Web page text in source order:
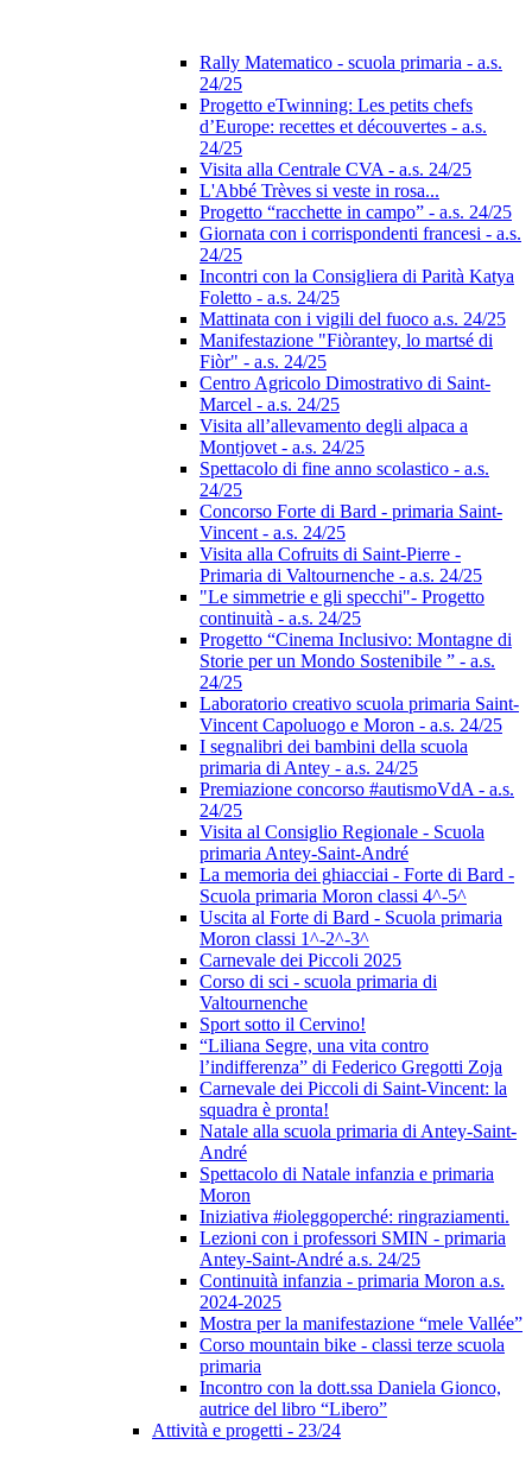
Rally Matematico - scuola primaria - a.s.
24/25
Progetto eTwinning: Les petits chefs
d’Europe: recettes et découvertes - a.s.
24/25
Visita alla Centrale CVA - a.s. 24/25
L'Abbé Trèves si veste in rosa...
Progetto “racchette in campo” - a.s. 24/25
Giornata con i corrispondenti francesi - a.s.
24/25
Incontri con la Consigliera di Parità Katya
Foletto - a.s. 24/25
Mattinata con i vigili del fuoco a.s. 24/25
Manifestazione "Fiòrantey, lo martsé di
Fiòr" - a.s. 24/25
Centro Agricolo Dimostrativo di Saint-
Marcel - a.s. 24/25
Visita all’allevamento degli alpaca a
Montjovet - a.s. 24/25
Spettacolo di fine anno scolastico - a.s.
24/25
Concorso Forte di Bard - primaria Saint-
Vincent - a.s. 24/25
Visita alla Cofruits di Saint-Pierre -
Primaria di Valtournenche - a.s. 24/25
"Le simmetrie e gli specchi"- Progetto
continuità - a.s. 24/25
Progetto “Cinema Inclusivo: Montagne di
Storie per un Mondo Sostenibile ” - a.s.
24/25
Laboratorio creativo scuola primaria Saint-
Vincent Capoluogo e Moron - a.s. 24/25
I segnalibri dei bambini della scuola
primaria di Antey - a.s. 24/25
Premiazione concorso #autismoVdA - a.s.
24/25
Visita al Consiglio Regionale - Scuola
primaria Antey-Saint-André
La memoria dei ghiacciai - Forte di Bard -
Scuola primaria Moron classi 4^-5^
Uscita al Forte di Bard - Scuola primaria
Moron classi 1^-2^-3^
Carnevale dei Piccoli 2025
Corso di sci - scuola primaria di
Valtournenche
Sport sotto il Cervino!
“Liliana Segre, una vita contro
l’indifferenza” di Federico Gregotti Zoja
Carnevale dei Piccoli di Saint-Vincent: la
squadra è pronta!
Natale alla scuola primaria di Antey-Saint-
André
Spettacolo di Natale infanzia e primaria
Moron
Iniziativa #ioleggoperché: ringraziamenti.
Lezioni con i professori SMIN - primaria
Antey-Saint-André a.s. 24/25
Continuità infanzia - primaria Moron a.s.
2024-2025
Mostra per la manifestazione “mele Vallée”
Corso mountain bike - classi terze scuola
primaria
Incontro con la dott.ssa Daniela Gionco,
autrice del libro “Libero”
Attività e progetti - 23/24